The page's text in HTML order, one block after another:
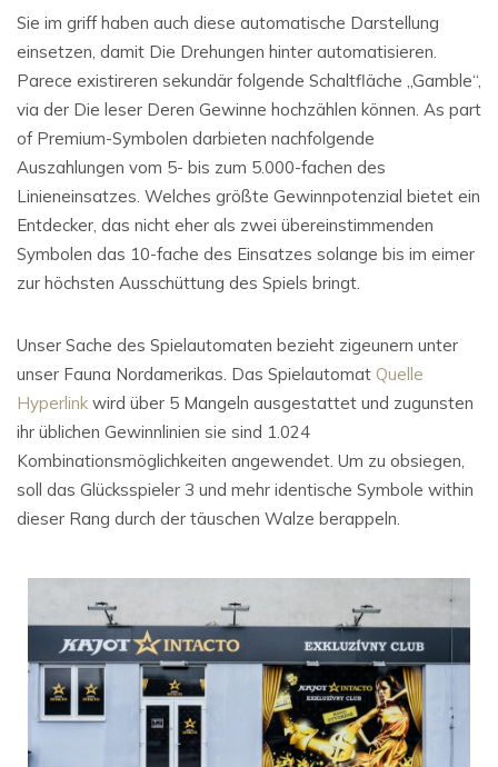
Sie im griff haben auch diese automatische Darstellung
einsetzen, damit Die Drehungen hinter automatisieren.
Parece existireren sekundär folgende Schaltfläche „Gamble“,
via der Die leser Deren Gewinne hochzählen können. As part
of Premium-Symbolen darbieten nachfolgende
Auszahlungen vom 5- bis zum 5.000-fachen des
Linieneinsatzes. Welches größte Gewinnpotenzial bietet ein
Entdecker, das nicht eher als zwei übereinstimmenden
Symbolen das 10-fache des Einsatzes solange bis im eimer
zur höchsten Ausschüttung des Spiels bringt.
Unser Sache des Spielautomaten bezieht zigeunern unter
unser Fauna Nordamerikas. Das Spielautomat Quelle
Hyperlink wird über 5 Mangeln ausgestattet und zugunsten
ihr üblichen Gewinnlinien sie sind 1.024
Kombinationsmöglichkeiten angewendet. Um zu obsiegen,
soll das Glücksspieler 3 und mehr identische Symbole within
dieser Rang durch der täuschen Walze berappeln.